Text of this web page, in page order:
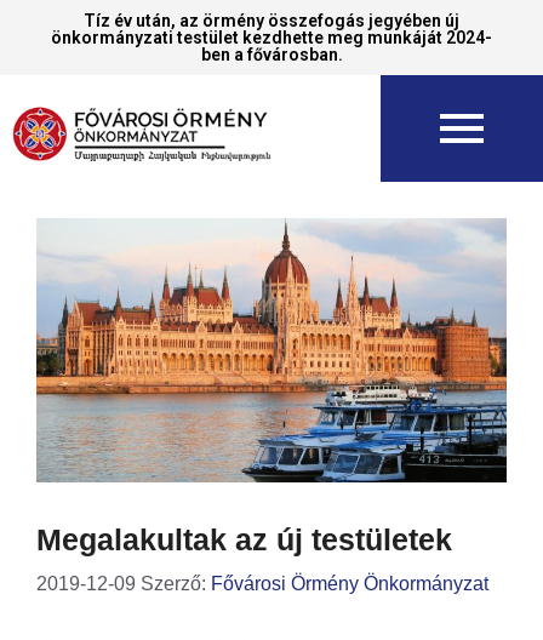
Tíz év után, az örmény összefogás jegyében új
önkormányzati testület kezdhette meg munkáját 2024-
ben a fővárosban.
Megalakultak az új testületek
2019-12-09 Szerző: Fővárosi Örmény Önkormányzat